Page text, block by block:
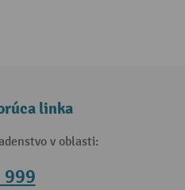
linka
v oblasti:
999